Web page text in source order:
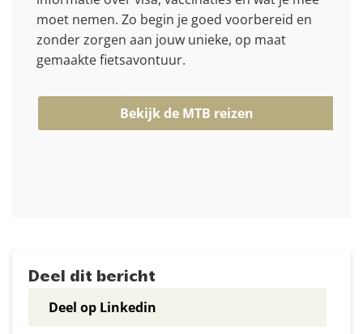
moet nemen. Zo begin je goed voorbereid en
zonder zorgen aan jouw unieke, op maat
gemaakte fietsavontuur.
Bekijk de MTB reizen
Deel dit bericht
Deel op Linkedin